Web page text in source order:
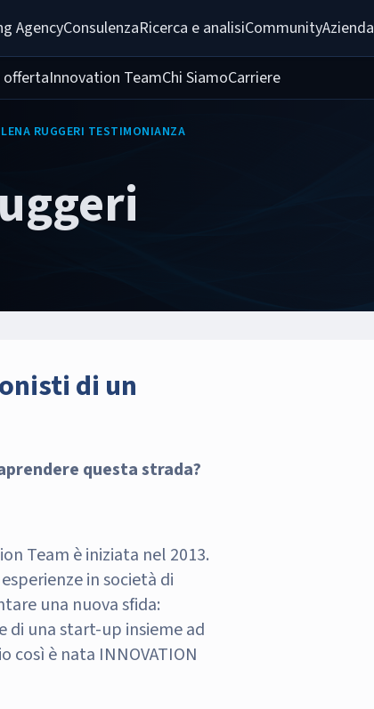
AgencyConsulenzaRicerca e analisiCommunityAzienda
offertaInnovation TeamChi SiamoCarriere
RUGGERI TESTIMONIANZA
di un
questa strada?
Team è iniziata nel 2013.
in società di
una nuova sfida:
di una start-up insieme ad
è nata INNOVATION